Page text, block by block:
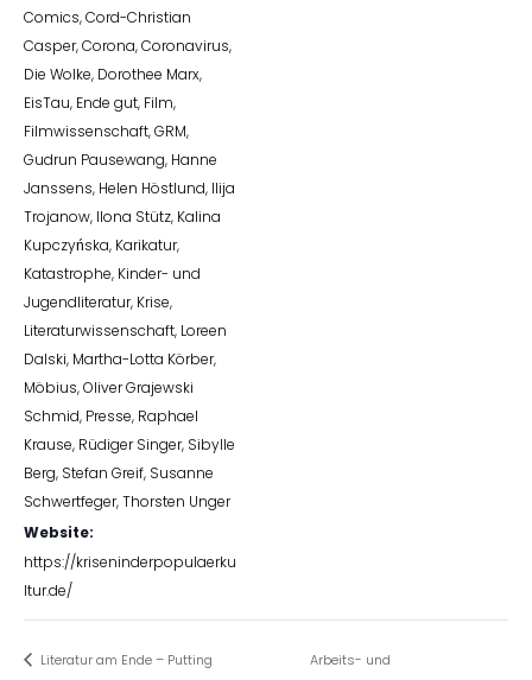
Comics,Cord-Christian
Casper,Corona,Coronavirus,
Die Wolke, Dorothee Marx,
EisTau, Ende gut, Film,
Filmwissenschaft,GRM,
Gudrun Pausewang, Hanne
Janssens, Helen Höstlund, Ilija
Trojanow, Ilona Stütz, Kalina
Kupczyńska, Karikatur,
Katastrophe, Kinder- und
Jugendliteratur, Krise,
Literaturwissenschaft, Loreen
Dalski, Martha-Lotta Körber,
Möbius,Oliver Grajewski
Schmid, Presse, Raphael
Krause, Rüdiger Singer, Sibylle
Berg, Stefan Greif, Susanne
Schwertfeger,Thorsten Unger
Website:
https://kriseninderpopulaerku
ltur.de/
Literatur am Ende – Putting Arbeits- und